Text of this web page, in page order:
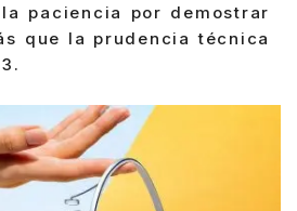
paciencia por demostrar
que la prudencia técnica